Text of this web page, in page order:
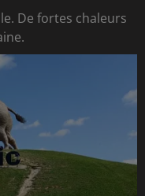
De fortes chaleurs